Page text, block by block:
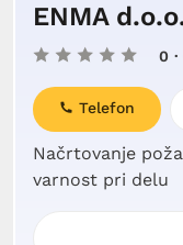
ENMA
0
Načrtovanje
varnost pri delu
Telefon